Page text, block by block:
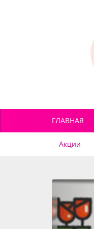
ГЛАВНАЯ
Акции